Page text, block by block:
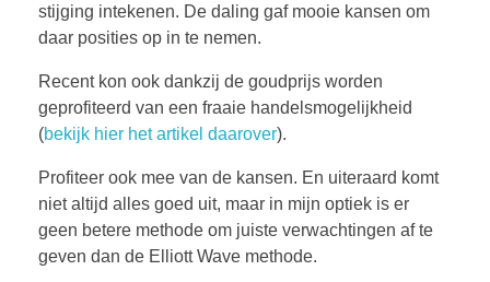
stijging intekenen. De daling gaf mooie kansen om
daar posities op in te nemen.
Recent kon ook dankzij de goudprijs worden
geprofiteerd van een fraaie handelsmogelijkheid
(bekijk hier het artikel daarover).
Profiteer ook mee van de kansen. En uiteraard komt
niet altijd alles goed uit, maar in mijn optiek is er
geen betere methode om juiste verwachtingen af te
geven dan de Elliott Wave methode.